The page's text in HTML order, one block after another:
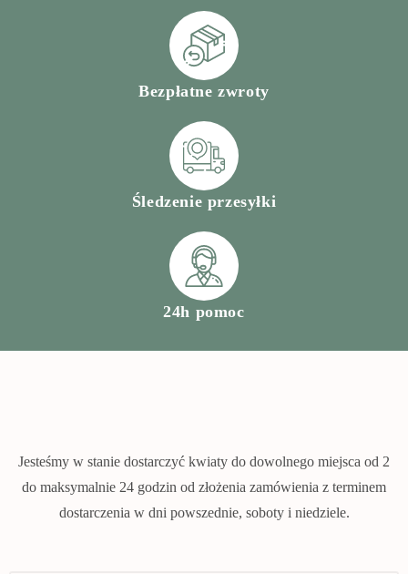
Bezpłatne zwroty
Śledzenie przesyłki
24h pomoc
Jesteśmy w stanie dostarczyć kwiaty do dowolnego miejsca od 2
do maksymalnie 24 godzin od złożenia zamówienia z terminem
dostarczenia w dni powszednie, soboty i niedziele.